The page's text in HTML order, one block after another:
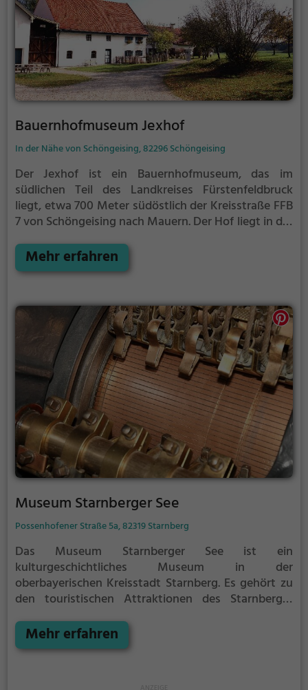
Bauernhofmuseum Jexhof
In der Nähe von Schöngeising, 82296 Schöngeising
Der Jexhof ist ein Bauernhofmuseum, das im
südlichen Teil des Landkreises Fürstenfeldbruck
liegt, etwa 700 Meter südöstlich der Kreisstraße FFB
7 von Schöngeising nach Mauern. Der Hof liegt in der
Geländemulde an den westlichen Ausläufern des
Naturschutzgebietes Wildmoos. Das Museum
rund um München. Träger des Museums ist der
Landkreis Fürstenfeldbruck. Partner ist der
Förderverein Jexhof e.V.
Mehr erfahren
Museum Starnberger See
Possenhofener Straße 5a, 82319 Starnberg
Das Museum Starnberger See ist ein
kulturgeschichtliches Museum in der
oberbayerischen Kreisstadt Starnberg. Es gehört zu
den touristischen Attraktionen des Starnberger
erzählt es von der vielfältigen Nutzung des
Starnberger Sees im Laufe der Jahrhunderte. Von
Mehr erfahren